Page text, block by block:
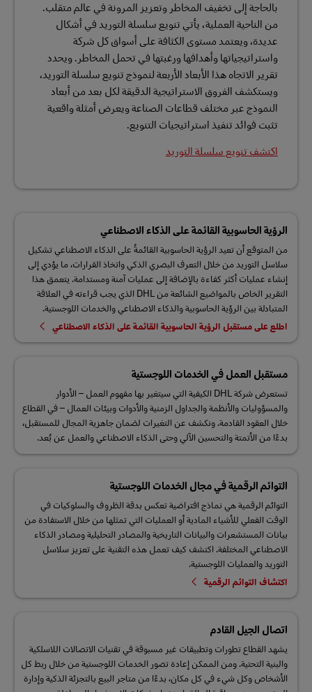
بالحاجة إلى تخفيف المخاطر وتعزيز المرونة في عالم متقلب.
من الناحية العملية، يأتي تنويع سلسلة التوريد في أشكال
عديدة، ويعتمد مستوى الكثافة على أسواق كل شركة
واستراتيجياتها وأهدافها ورغبتها في تحمل المخاطر. ويحدد
تقرير الاتجاه هذا الأبعاد الأربعة لنموذج تنويع سلسلة التوريد،
ويستكشف الفروق الاستراتيجية الدقيقة لكل بعد من أبعاد
النموذج عبر مختلف قطاعات الصناعة ويعرض أمثلة واقعية
تثبت فوائد تنفيذ استراتيجيات التنويع.
اكتشف تنويع سلسلة التوريد
الرؤية الحاسوبية القائمة على الذكاء الاصطناعي
من المتوقع أن تعيد الرؤية الحاسوبية القائمةُ على الذكاء الاصطناعي تشكيل
سلاسل التوريد من خلال التعرف البصري الذكي واتخاذ القرارات، ما يؤدي إلى
إنشاء عمليات أكثر كفاءة بالإضافة إلى عمليات آمنة ومستدامة. يتعمق هذا
التقرير الخاص بالمواضيع الشائعة من DHL الذي يجب قراءته في العلاقة
المتبادلة بين الرؤية الحاسوبية والذكاء الاصطناعي والخدمات اللوجستية.
اطلع على مستقبل الرؤية الحاسوبية القائمة على الذكاء الاصطناعي
مستقبل العمل في الخدمات اللوجستية
تستعرض شركة DHL الكيفية التي سيتغير بها مفهوم العمل – الأدوار
والمسؤوليات والأنظمة والجداول الزمنية والأدوات وبيئات العمال – في القطاع
خلال العقود القادمة. ونكشف عن التغيرات لضمان جاهزية المجال للمستقبل،
بدءًا من الأتمتة والتحسين الآلي وحتى الذكاء الاصطناعي والعمل عن بُعد.
التوائم الرقمية في مجال الخدمات اللوجستية
التوائم الرقمية هي نماذج افتراضية تعكس بدقة الظروف والسلوكيات في
الوقت الفعلي للأشياء المادية أو العمليات التي تمثلها من خلال الاستفادة من
بيانات المستشعرات والبيانات التاريخية والمصادر التحليلية ومصادر الذكاء
الاصطناعي المختلفة. اكتشف كيف تعمل هذه التقنية على تعزيز سلاسل
التوريد والعمليات اللوجستية.
اكتشاف التوائم الرقمية
اتصال الجيل القادم
يشهد القطاع تطورات وتطبيقات غير مسبوقة في تقنيات الاتصالات اللاسلكية
والبنية التحتية. ومن الممكن إعادة تصور الخدمات اللوجستية من خلال ربط كل
الأشخاص وكل شيء في كل مكان، بدءًا من متاجر البيع بالتجزئة الذكية وإدارة